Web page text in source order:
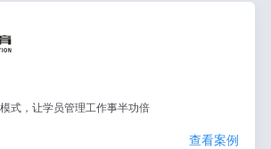
式，让学员管理工作事半功倍
查看案例